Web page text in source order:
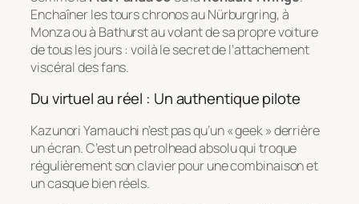
Enchaîner les tours chronos au Nürburgring, à
Monza ou à Bathurst au volant de sa propre voiture
de tous les jours : voilà le secret de l’attachement
viscéral des fans.
Du virtuel au réel : Un authentique pilote
Kazunori Yamauchi n’est pas qu’un « geek » derrière
un écran. C’est unpetrolheadabsolu qui troque
régulièrement son clavier pour une combinaison et
un casque bien réels.